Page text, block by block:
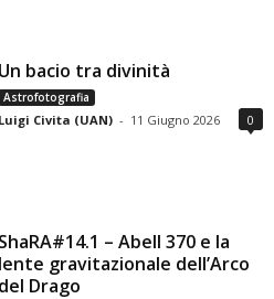
Un bacio tra divinità
Astrofotografia
Luigi Civita (UAN) - 11 Giugno 2026 0
ShaRA#14.1 – Abell 370 e la
lente gravitazionale dell’Arco
del Drago